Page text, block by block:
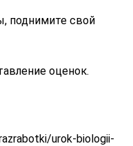
поднимите свой
оценок.
urok-biologii-